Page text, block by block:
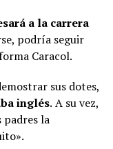
a la carrera
podría seguir
Caracol.
sus dotes,
inglés. A su vez,
padres la